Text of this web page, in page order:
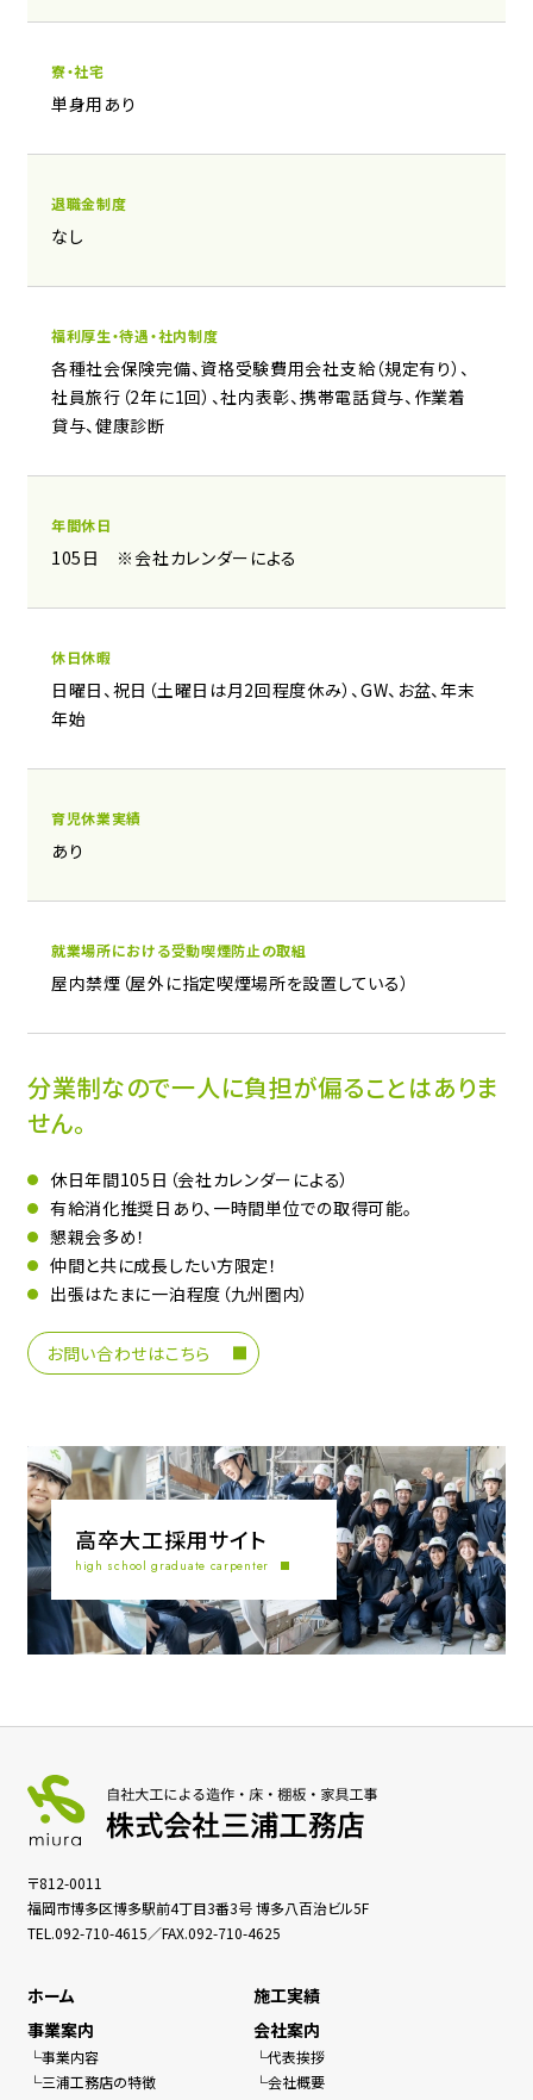
寮・社宅
単身用あり
退職金制度
なし
福利厚生・待遇・社内制度
各種社会保険完備、資格受験費用会社支給（規定有り）、
社員旅行（2年に1回）、社内表彰、携帯電話貸与、作業着
貸与、健康診断
年間休日
105日 ※会社カレンダーによる
休日休暇
日曜日、祝日（土曜日は月2回程度休み）、GW、お盆、年末
年始
育児休業実績
あり
就業場所における受動喫煙防止の取組
屋内禁煙（屋外に指定喫煙場所を設置している）
分業制なので一人に負担が偏ることはありま
せん。
休日年間105日（会社カレンダーによる）
有給消化推奨日あり、一時間単位での取得可能。
懇親会多め！
仲間と共に成長したい方限定！
出張はたまに一泊程度（九州圏内）
お問い合わせはこちら
高卒大工採用サイト
high school graduate carpenter
〒812-0011
福岡市博多区博多駅前4丁目3番3号 博多八百治ビル5F
TEL.092-710-4615／FAX.092-710-4625
ホーム
事業案内
事業内容
三浦工務店の特徴
施工実績
会社案内
代表挨拶
会社概要